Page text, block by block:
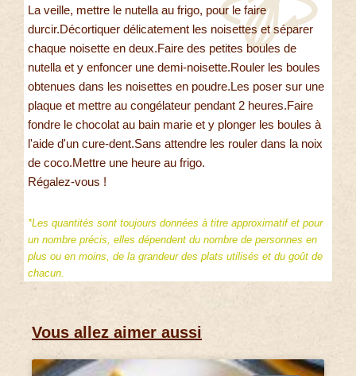
La veille, mettre le nutella au frigo, pour le faire
durcir.Décortiquer délicatement les noisettes et séparer
chaque noisette en deux.Faire des petites boules de
nutella et y enfoncer une demi-noisette.Rouler les boules
obtenues dans les noisettes en poudre.Les poser sur une
plaque et mettre au congélateur pendant 2 heures.Faire
fondre le chocolat au bain marie et y plonger les boules à
l'aide d'un cure-dent.Sans attendre les rouler dans la noix
de coco.Mettre une heure au frigo.
Régalez-vous !
*Les quantités sont toujours données à titre approximatif et pour
un nombre précis, elles dépendent du nombre de personnes en
plus ou en moins, de la grandeur des plats utilisés et du goût de
chacun.
Vous allez aimer aussi